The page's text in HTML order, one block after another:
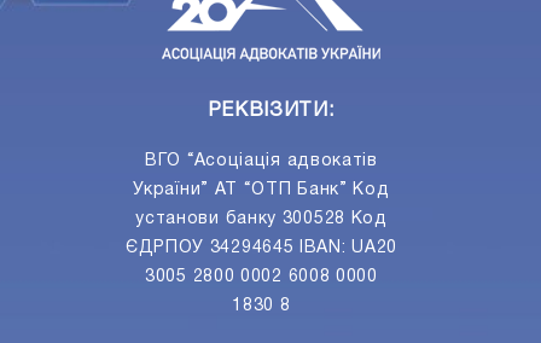
РЕКВІЗИТИ:
ВГО “Асоціація адвокатів
України” АТ “ОТП Банк” Код
установи банку 300528 Код
ЄДРПОУ 34294645 IBAN: UA20
3005 2800 0002 6008 0000
1830 8